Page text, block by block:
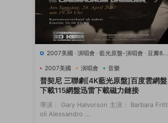
2007美國 · 演唱會 · 藍光原盤-演唱會 · 豆瓣8.9
2007美國
演唱會 音樂
普契尼 三聯劇[4K藍光原盤]百度雲網盤
下載115網盤迅雷下載磁力鏈接
導演： Gary Halvorson 主演： Barbara Fritt
oli Alessandro ...